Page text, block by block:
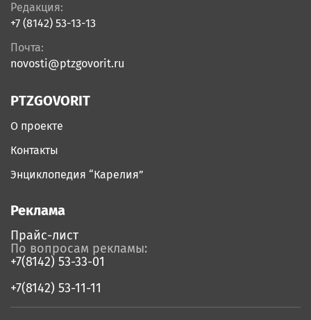
Редакция:
+7 (8142) 53-13-13
Почта:
novosti@ptzgovorit.ru
PTZGOVORIT
О проекте
Контакты
Энциклопедия “Карелия”
Реклама
Прайс-лист
По вопросам рекламы:
+7(8142) 53-33-01
+7(8142) 53-11-11